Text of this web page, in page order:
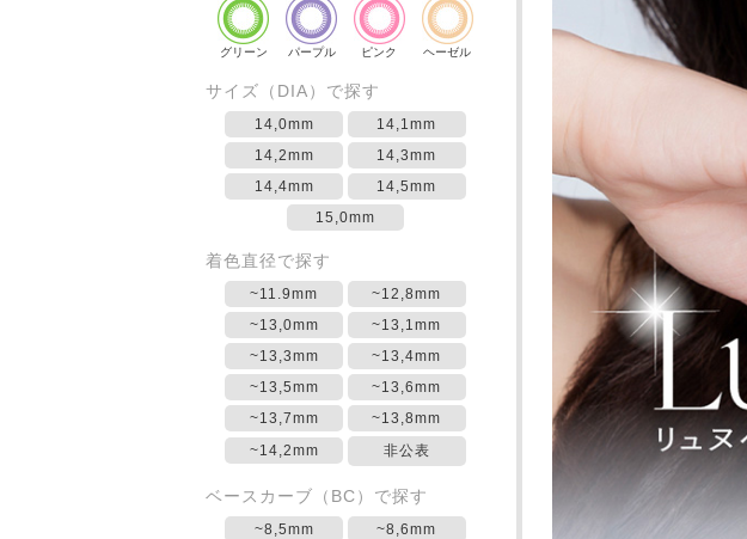
グリーン パープル ピンク ヘーゼル
サイズ（DIA）で探す
14,0mm
14,1mm
14,2mm
14,3mm
14,4mm
14,5mm
15,0mm
着色直径で探す
~11.9mm
~12,8mm
~13,0mm
~13,1mm
~13,3mm
~13,4mm
~13,5mm
~13,6mm
~13,7mm
~13,8mm
~14,2mm
非公表
ベースカーブ（BC）で探す
~8,5mm
~8,6mm